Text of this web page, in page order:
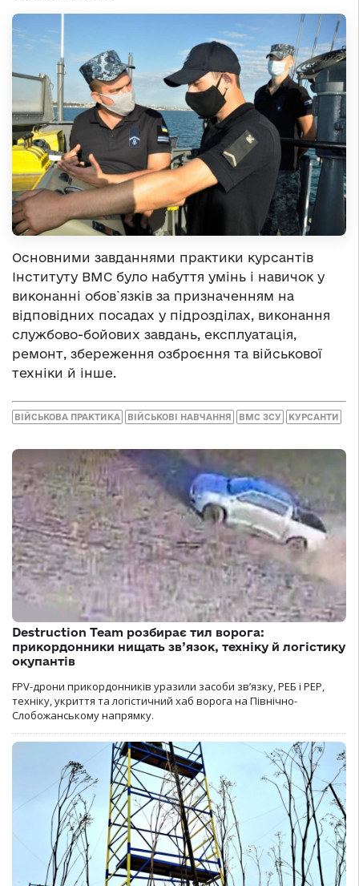
Основними завданнями практики курсантів
Інституту ВМС було набуття умінь і навичок у
виконанні обов`язків за призначенням на
відповідних посадах у підрозділах, виконання
службово-бойових завдань, експлуатація,
ремонт, збереження озброєння та військової
техніки й інше.
ВІЙСЬКОВА ПРАКТИКА ВІЙСЬКОВІ НАВЧАННЯ ВМС ЗСУ КУРСАНТИ
Destruction Team розбирає тил ворога:
прикордонники нищать зв’язок, техніку й логістику
окупантів
FPV-дрони прикордонників уразили засоби зв’язку, РЕБ і РЕР,
техніку, укриття та логістичний хаб ворога на Північно-
Слобожанському напрямку.